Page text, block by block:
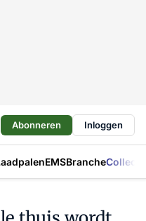
Abonneren Inloggen
EMSBranche